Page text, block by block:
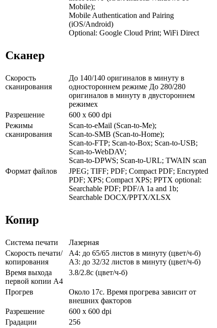
Mobile);
Mobile Authentication and Pairing
(iOS/Android)
Optional: Google Cloud Print; WiFi Direct
Сканер
Скорость
сканирования
До 140/140 оригиналов в минуту в
одностороннем режиме До 280/280
оригиналов в минуту в двустороннем
режимеx
Разрешение
600 x 600 dpi
Режимы
сканирования
Scan-to-eMail (Scan-to-Me);
Scan-to-SMB (Scan-to-Home);
Scan-to-FTP; Scan-to-Box; Scan-to-USB;
Scan-to-WebDAV;
Scan-to-DPWS; Scan-to-URL; TWAIN scan
Формат файлов
JPEG; TIFF; PDF; Compact PDF; Encrypted
PDF; XPS; Compact XPS; PPTX optional:
Searchable PDF; PDF/A 1a and 1b;
Searchable DOCX/PPTX/XLSX
Копир
Система печати
Лазерная
Скорость печати/
копирования
А4: до 65/65 листов в минуту (цвет/ч-б)
А3: до 32/32 листов в минуту (цвет/ч-б)
Время выхода
первой копии А4
3.8/2.8с (цвет/ч-б)
Прогрев
Около 17с. Время прогрева зависит от
внешних факторов
Разрешение
600 x 600 dpi
Градации
256